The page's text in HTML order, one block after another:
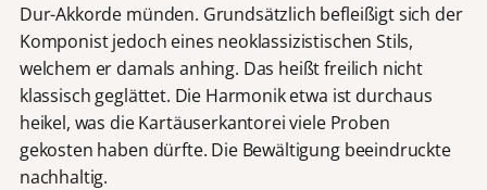
Dur-Akkorde münden. Grundsätzlich befleißigt sich der
Komponist jedoch eines neoklassizistischen Stils,
welchem er damals anhing. Das heißt freilich nicht
klassisch geglättet. Die Harmonik etwa ist durchaus
heikel, was die Kartäuserkantorei viele Proben
gekosten haben dürfte. Die Bewältigung beeindruckte
nachhaltig.